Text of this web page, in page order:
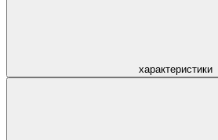
характеристики